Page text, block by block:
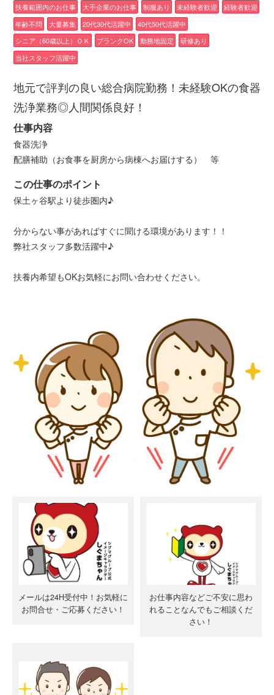
扶養範囲内のお仕事
大手企業のお仕事 制服あり 未経験者歓迎
経験者歓迎
年齢不問
大量募集 20代30代活躍中
40代50代活躍中
シニア（60歳以上）ＯＫ
ブランクOK 勤務地固定
研修あり
当社スタッフ活躍中
地元で評判の良い総合病院勤務！未経験OKの食器
洗浄業務◎人間関係良好！
仕事内容
食器洗浄
配膳補助（お食事を厨房から病棟へお届けする） 等
この仕事のポイント
保土ヶ谷駅より徒歩圏内♪
分からない事があればすぐに聞ける環境があります！！
弊社スタッフ多数活躍中♪
扶養内希望もOKお気軽にお問い合わせください。
メールは24H受付中！お気軽に
お問合せ・ご応募ください！
お仕事内容などご不安に思わ
れることなんでもご相談くだ
さい！